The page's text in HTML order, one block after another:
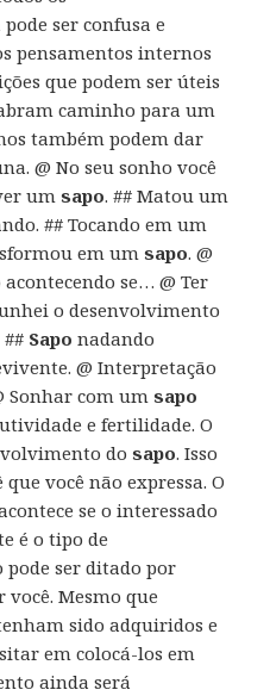
ser confusa e
pensamentos internos
que podem ser úteis
caminho para um
também podem dar
@ No seu sonho você
umsapo. ## Matou um
## Tocando em um
em umsapo. @
se… @ Ter
o desenvolvimento
## Sapo nadando
@ Interpretação
Sonhar com umsapo
e fertilidade. O
dosapo. Isso
você não expressa. O
se o interessado
é o tipo de
ser ditado por
você. Mesmo que
sido adquiridos e
em colocá-los em
ainda será